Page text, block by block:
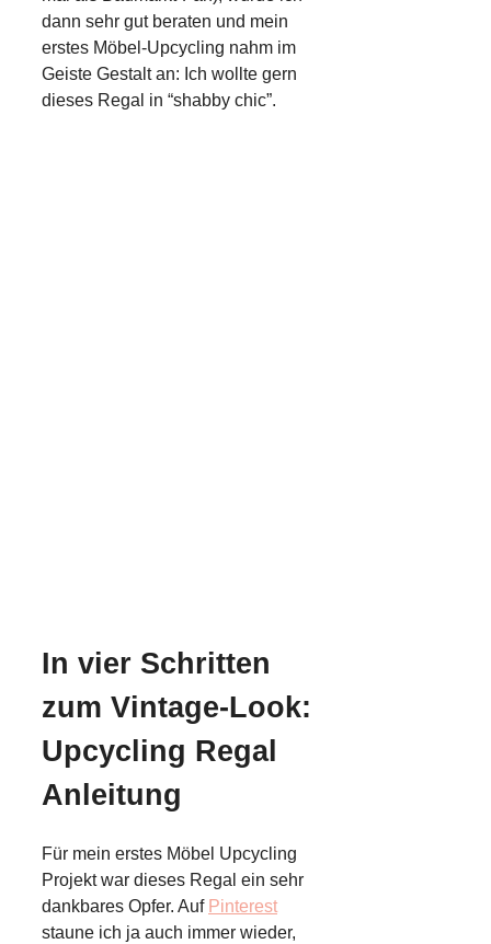
dann sehr gut beraten und mein
erstes Möbel-Upcycling nahm im
Geiste Gestalt an: Ich wollte gern
dieses Regal in “shabby chic”.
In vier Schritten
zum Vintage-Look:
Upcycling Regal
Anleitung
Für mein erstes Möbel Upcycling
Projekt war dieses Regal ein sehr
dankbares Opfer. Auf Pinterest
staune ich ja auch immer wieder,